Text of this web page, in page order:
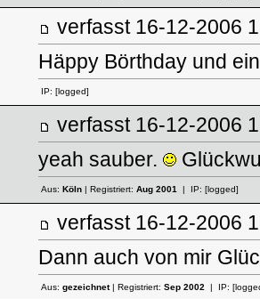
verfasst 16-12-
Häppy Börthday und
IP: [logged]
verfasst 16-12-
yeah sauber.
Aus: Köln| Registriert: Aug 2001| IP: [logged]
verfasst 16-12-
Dann auch von mir
Aus: gezeichnet| Registriert: Sep 2002| IP: